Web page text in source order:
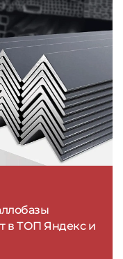
в ТОП Яндекс и